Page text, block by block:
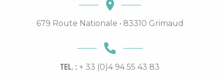
679 Route Nationale • 83310 Grimaud
TEL. : + 33 (0)4 94 55 43 83